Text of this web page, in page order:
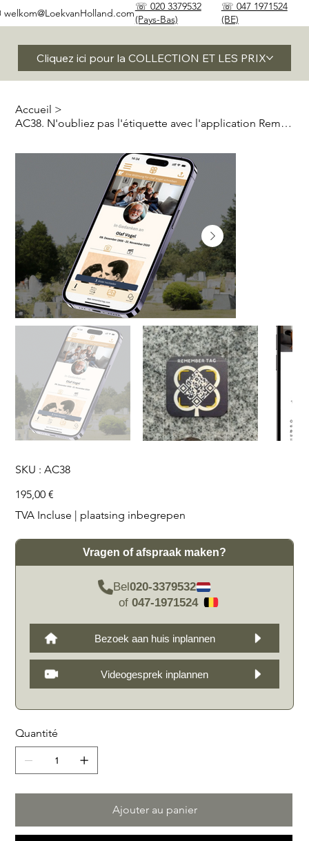
Cliquez ici pour la COLLECTION ET LES PRIX
☏ 020 3379532
(Pays-Bas)
☏ 047 1971524
(BE)
welkom@LoekvanHolland.com
Accueil >
AC38. N'oubliez pas l'étiquette avec l'application Remembrance.
SKU :
SKU
AC38
AC38
Prix
195,00 €
TVA Incluse
plaatsing inbegrepen
Vragen of afspraak maken?
Bel020-3379532
of 047-1971524
Bezoek aan huis inplannen
Videogesprek inplannen
Quantité
Ajouter au panier